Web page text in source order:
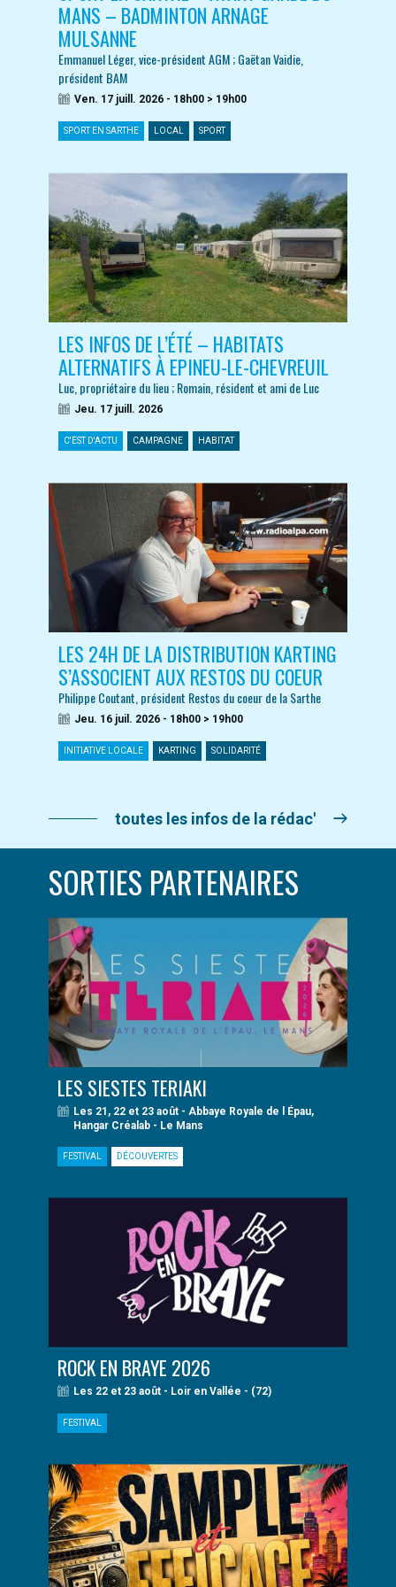
MANS – BADMINTON ARNAGE
MULSANNE
Emmanuel Léger, vice-président AGM ; Gaëtan Vaidie,
président BAM
Ven. 17 juill. 2026 - 18h00 > 19h00
SPORT EN SARTHE LOCAL SPORT
LES INFOS DE L’ÉTÉ – HABITATS
ALTERNATIFS À EPINEU-LE-CHEVREUIL
Luc, propriétaire du lieu ; Romain, résident et ami de Luc
Jeu. 17 juill. 2026
C'EST D'ACTU CAMPAGNE HABITAT
LES 24H DE LA DISTRIBUTION KARTING
S’ASSOCIENT AUX RESTOS DU COEUR
Philippe Coutant, président Restos du coeur de la Sarthe
Jeu. 16 juil. 2026 - 18h00 > 19h00
INITIATIVE LOCALE KARTING SOLIDARITÉ
toutes les infos de la rédac'
SORTIES PARTENAIRES
LES SIESTES TERIAKI
Les 21, 22 et 23 août - Abbaye Royale de l Épau,
Hangar Créalab - Le Mans
FESTIVAL DÉCOUVERTES
ROCK EN BRAYE 2026
Les 22 et 23 août - Loir en Vallée - (72)
FESTIVAL